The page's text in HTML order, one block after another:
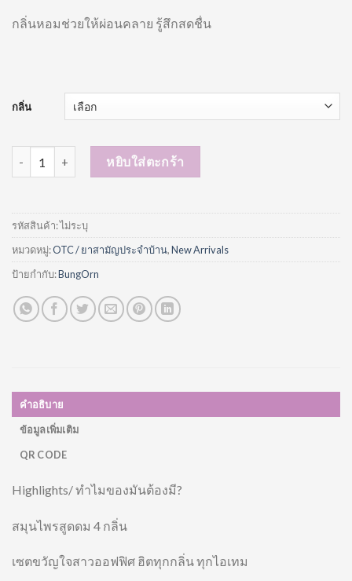
กลิ่นหอมช่วยให้ผ่อนคลาย รู้สึกสดชื่น
กลิ่น
จำนวน Bungorn Thai Aromatic ยาดมสมุนไพรหอม 1 ชิ้น ชิ้น
หยิบใส่ตะกร้า
รหัสสินค้า:ไม่ระบุ
หมวดหมู่:OTC / ยาสามัญประจำบ้าน,New Arrivals
ป้ายกำกับ:BungOrn
คำอธิบาย
ข้อมูลเพิ่มเติม
QR CODE
Highlights/ ทำไมของมันต้องมี?
สมุนไพรสูดดม 4 กลิ่น
เซตขวัญใจสาวออฟฟิศ ฮิตทุกกลิ่น ทุกไอเทม